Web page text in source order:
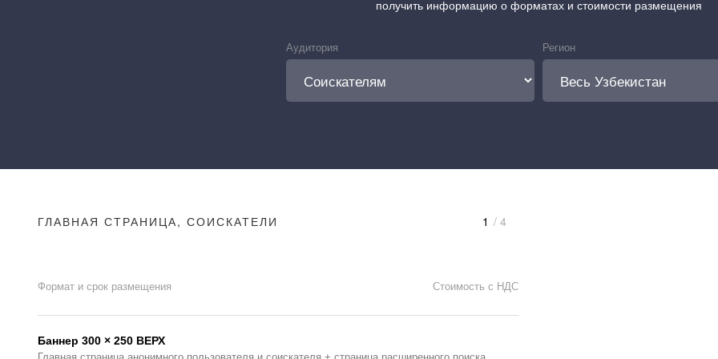
получить информацию о форматах и стоимости размещения
Аудитория Регион
1 / 4
ГЛАВНАЯ СТРАНИЦА, СОИСКАТЕЛИ
Формат и срок размещения Стоимость с НДС
Баннер 300 × 250 ВЕРХ